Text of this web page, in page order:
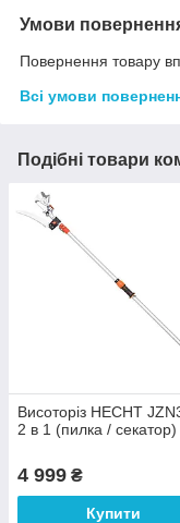
Умови
Повернення товару
Всі умови
Подібні товари
Висоторіз HECHT
2 в 1 (пилка / секатор)
4 999 ₴
Купити